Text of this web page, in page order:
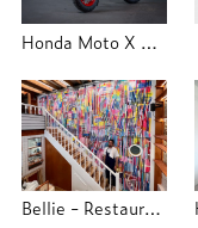
Honda Moto X Grems Industry
Bellie - Restaurant Lyon